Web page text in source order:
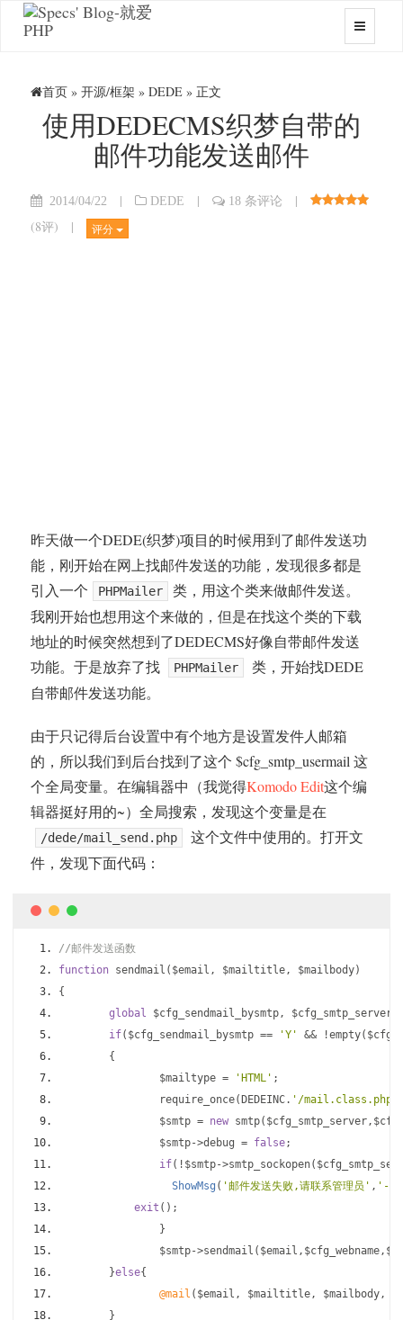
首页 » 开源/框架 » DEDE » 正文
使用DEDECMS织梦自带的
邮件功能发送邮件
2014/04/22 | DEDE | 18 条评论
|
(8评) | 评分
昨天做一个DEDE(织梦)项目的时候用到了邮件发送功
能，刚开始在网上找邮件发送的功能，发现很多都是
引入一个
PHPMailer
类，用这个类来做邮件发送。
我刚开始也想用这个来做的，但是在找这个类的下载
地址的时候突然想到了DEDECMS好像自带邮件发送
功能。于是放弃了找
PHPMailer
类，开始找DEDE
自带邮件发送功能。
由于只记得后台设置中有个地方是设置发件人邮箱
的，所以我们到后台找到了这个 $cfg_smtp_usermail 这
个全局变量。在编辑器中（我觉得Komodo Edit这个编
辑器挺好用的~）全局搜索，发现这个变量是在
/dede/mail_send.php
这个文件中使用的。打开文
件，发现下面代码：
//邮件发送函数
function sendmail ( $email , $mailtitle, $mailbody)
{
global $cfg_sendmail_bysmtp, $cfg_smtp_server
if( $cfg_sendmail_bysmtp == 'Y' && !empty(
{
		$mailtype
= 'HTML' ;
		require_once
( DEDEINC. '/mail.class.php'
		$smtp
= new smtp( $cfg_smtp_server,
		$smtp
->debug = false;
if(! $smtp->smtp_sockopen(
ShowMsg ( '邮件发送失败,请联系管理员' , '-1'
exit ();
}
		$smtp
->sendmail ( $email , $cfg_webname,
}else{
@mail ( $email , $mailtitle, $mailbody,
}